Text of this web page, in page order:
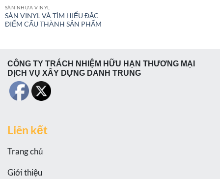
SÀN NHỰA VINYL
SÀN VINYL VÀ TÌM HIỂU ĐẶC
ĐIỂM CẤU THÀNH SẢN PHẨM
CÔNG TY TRÁCH NHIỆM HỮU HẠN THƯƠNG MẠI
DỊCH VỤ XÂY DỰNG DANH TRUNG
Liên kết
Trang chủ
Giới thiệu